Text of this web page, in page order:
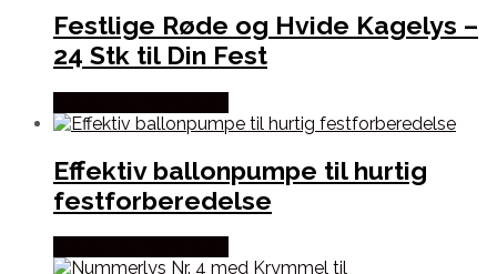
Festlige Røde og Hvide Kagelys –
24 Stk til Din Fest
Effektiv ballonpumpe til hurtig
festforberedelse